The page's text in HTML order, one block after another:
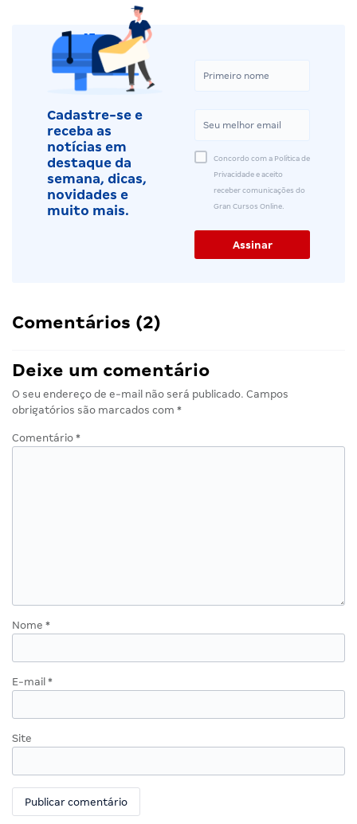
Cadastre-se e
receba as
notícias em
destaque da
semana, dicas,
novidades e
muito mais.
Concordo com a Política de
Privacidade e aceito
receber comunicações do
Gran Cursos Online.
Comentários (2)
Deixe um comentário
O seu endereço de e-mail não será publicado. Campos
obrigatórios são marcados com *
Comentário *
Nome *
E-mail *
Site